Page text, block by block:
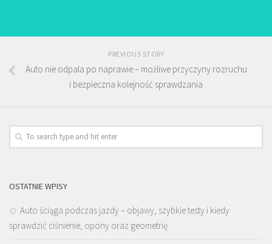
PREVIOUS STORY
Auto nie odpala po naprawie – możliwe przyczyny rozruchu
i bezpieczna kolejność sprawdzania
OSTATNIE WPISY
Auto ściąga podczas jazdy – objawy, szybkie testy i kiedy
sprawdzić ciśnienie, opony oraz geometrię